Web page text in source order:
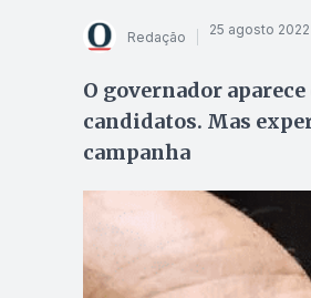
Redação 25 agosto
O governador
candidatos. Mas
campanha